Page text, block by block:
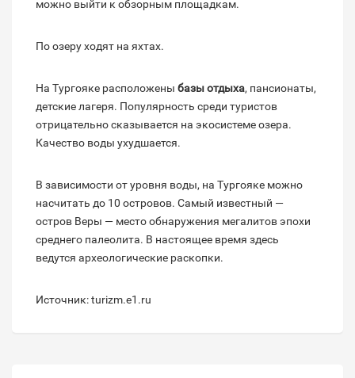
можно выйти к обзорным площадкам.
По озеру ходят на яхтах.
На Тургояке расположены базы отдыха, пансионаты,
детские лагеря. Популярность среди туристов
отрицательно сказывается на экосистеме озера.
Качество воды ухудшается.
В зависимости от уровня воды, на Тургояке можно
насчитать до 10 островов. Самый известный —
остров Веры — место обнаружения мегалитов эпохи
среднего палеолита. В настоящее время здесь
ведутся археологические раскопки.
Источник: turizm.e1.ru